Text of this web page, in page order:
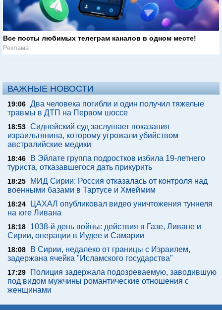
Все посты любимых телеграм каналов в одном месте!
Реклама
ВАЖНЫЕ НОВОСТИ
19:06 Два человека погибли и один получил тяжелые
травмы в ДТП на Первом шоссе
18:53 Сиднейский суд заслушает показания
израильтянина, которому угрожали убийством
австралийские медики
18:46
В Эйлате группа подростков избила 19-летнего
туриста, отказавшегося дать прикурить
18:25
МИД Сирии: Россия отказалась от контроля над
военными базами в Тартусе и Хмеймим
18:24
ЦАХАЛ опубликовал видео уничтожения туннеля
на юге Ливана
18:18
1038-й день войны: действия в Газе, Ливане и
Сирии, операции в Иудее и Самарии
18:08
В Сирии, недалеко от границы с Израилем,
задержана ячейка "Исламского государства"
17:29
Полиция задержала подозреваемую, заводившую
под видом мужчины романтические отношения с
женщинами